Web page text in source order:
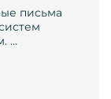
письма
…